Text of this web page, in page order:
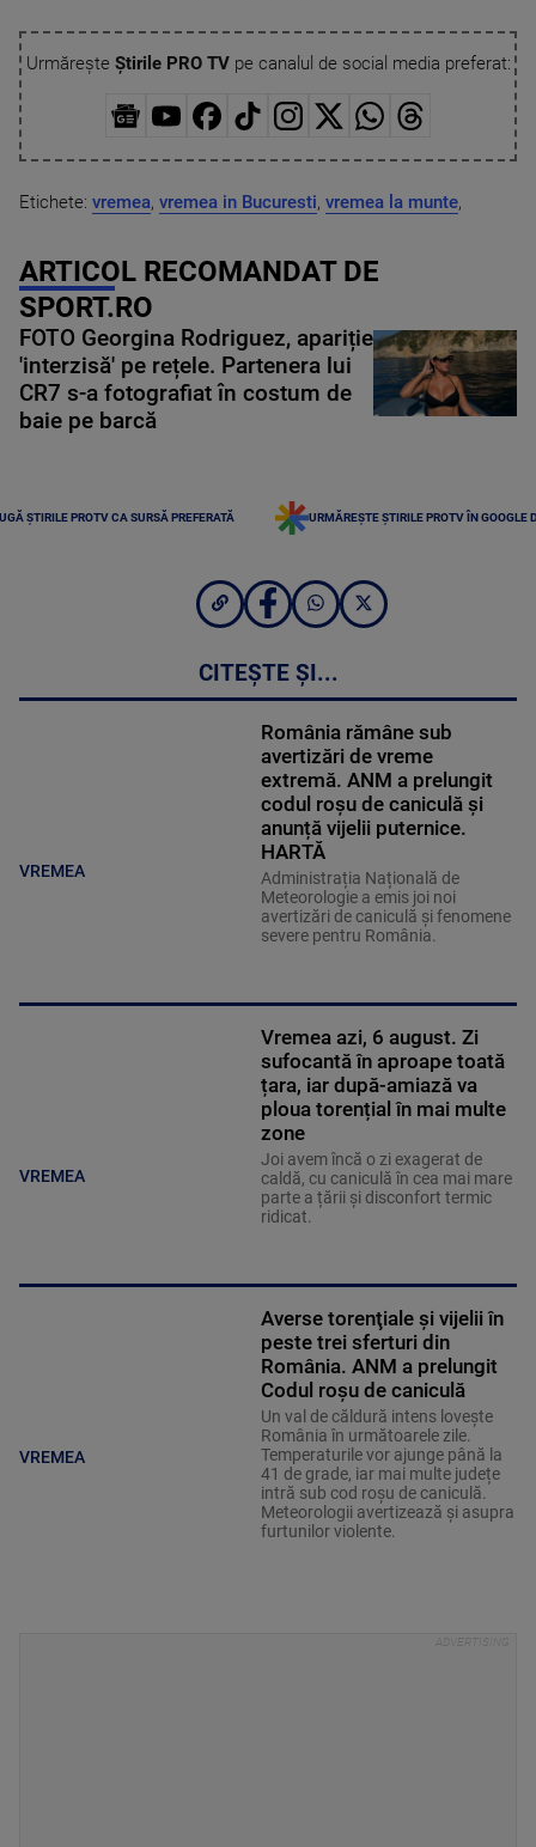
Urmărește Știrile PRO TVpe canalul de social media preferat:
Etichete: vremea, vremea in Bucuresti, vremea la munte,
ARTICOL RECOMANDAT DE
SPORT.RO
FOTO Georgina Rodriguez, apariție
'interzisă' pe rețele. Partenera lui
CR7 s-a fotografiat în costum de
baie pe barcă
ȘTIRILE PROTV CA SURSĂ PREFERATĂ URMĂREȘTE ȘTIRILE PROTV ÎN GOOGLE
CITEȘTE ȘI...
VREMEA
România rămâne sub
avertizări de vreme
extremă. ANM a prelungit
codul roșu de caniculă și
anunță vijelii puternice.
HARTĂ
Administrația Națională de
Meteorologie a emis joi noi
avertizări de caniculă și fenomene
severe pentru România.
VREMEA
Vremea azi, 6 august. Zi
sufocantă în aproape toată
țara, iar după-amiază va
ploua torențial în mai multe
zone
Joi avem încă o zi exagerat de
caldă, cu caniculă în cea mai mare
parte a țării și disconfort termic
ridicat.
VREMEA
Averse torenţiale şi vijelii în
peste trei sferturi din
România. ANM a prelungit
Codul roșu de caniculă
Un val de căldură intens lovește
România în următoarele zile.
Temperaturile vor ajunge până la
41 de grade, iar mai multe județe
intră sub cod roșu de caniculă.
Meteorologii avertizează și asupra
furtunilor violente.